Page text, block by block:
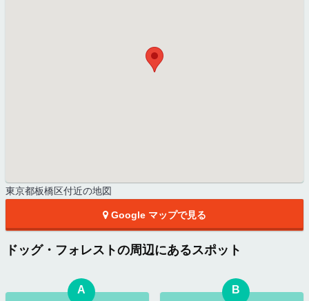
東京都板橋区付近の地図
Google マップで見る
ドッグ・フォレストの周辺にあるスポット
A B